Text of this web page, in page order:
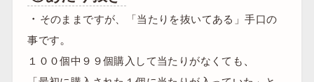
・ そのままですが、「当たりを抜いてある」手口の
事です。
１００個中９９個購入して当たりがなくても 、